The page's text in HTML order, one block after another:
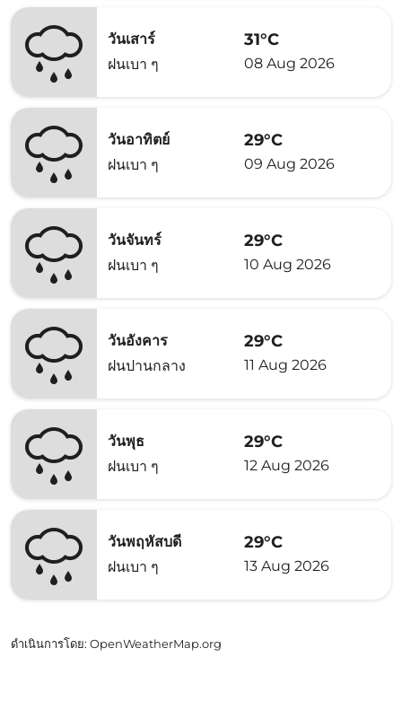
วันเสาร์
ฝนเบา ๆ
31°C
08 Aug 2026
วันอาทิตย์
ฝนเบา ๆ
29°C
09 Aug 2026
วันจันทร์
ฝนเบา ๆ
29°C
10 Aug 2026
วันอังคาร
ฝนปานกลาง
29°C
11 Aug 2026
วันพุธ
ฝนเบา ๆ
29°C
12 Aug 2026
วันพฤหัสบดี
ฝนเบา ๆ
29°C
13 Aug 2026
ดำเนินการโดย: OpenWeatherMap.org